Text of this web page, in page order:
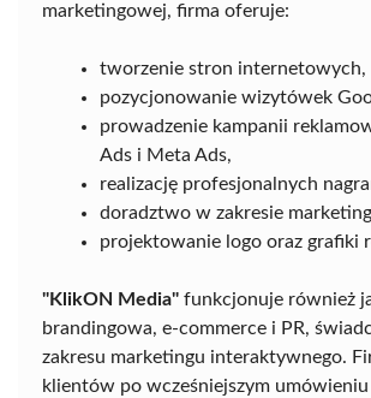
marketingowej, firma oferuje:
tworzenie stron internetowych,
pozycjonowanie wizytówek
prowadzenie kampanii
Ads i Meta Ads,
realizację profesjonalnych
doradztwo w zakresie
projektowanie logo oraz grafiki
"KlikON Media" funkcjonuje również
brandingowa, e-commerce i PR,
zakresu marketingu interaktywnego.
klientów po wcześniejszym